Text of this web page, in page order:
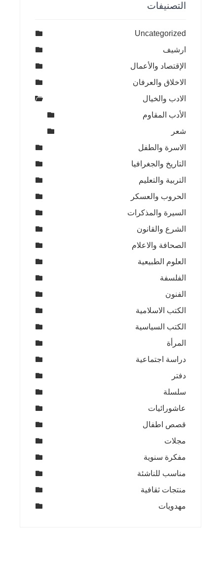
التصنيفات
Uncategorized
ارشيف
الإقتصاد والأعمال
الاخلاق والعرفان
الادب والخيال
الأدب المقاوم
شعر
الاسرة والطفل
التاريخ والجغرافيا
التربية والتعليم
الحروب والعسكر
السيرة والمذكرات
الشرع والقانون
الصحافة والاعلام
العلوم الطبيعية
الفلسفة
الفنون
الكتب الاسلامية
الكتب السياسية
المرأة
دراسة اجتماعية
دفتر
سلسلة
عاشورائيات
قصص اطفال
مجلات
مفكرة سنوية
مناسب للناشئة
منتجات ثقافية
مهدويات